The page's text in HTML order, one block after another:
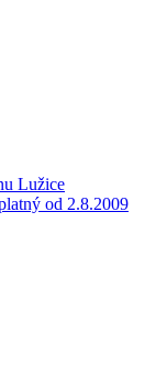
Lužice
od 2.8.2009